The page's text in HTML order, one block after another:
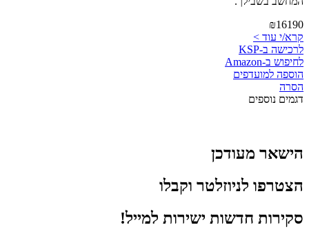
₪16190
קרא/י עוד >
לרכישה ב-KSP
לחיפוש ב-Amazon
הוספה למועדפים
הסרה
דגמים נוספים
הישאר מעודכן
הצטרפו לניוזלטר וקבלו
סקירות חדשות ישירות למייל!